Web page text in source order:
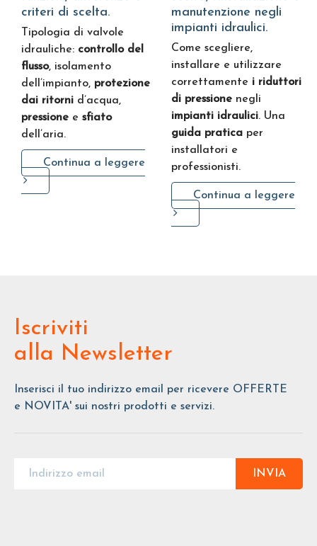
criteri di scelta.
Tipologia di valvole
idrauliche: controllo del
flusso, isolamento
dell’impianto, protezione
dai ritorni d’acqua,
pressione e sfiato
dell’aria.
Continua a leggere
manutenzione negli
impianti idraulici.
Come scegliere,
installare e utilizzare
correttamente i riduttori
di pressione negli
impianti idraulici. Una
guida pratica per
installatori e
professionisti.
Continua a leggere
Iscriviti
alla Newsletter
Inserisci il tuo indirizzo email per ricevere OFFERTE
e NOVITA' sui nostri prodotti e servizi.
INVIA